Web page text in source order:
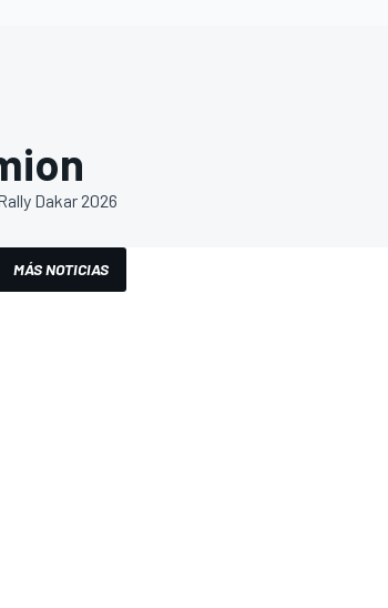
Dakar 2026
MÁS NOTICIAS